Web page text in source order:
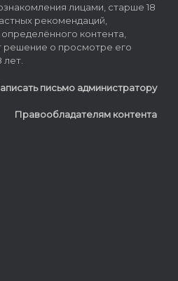
лицами, старше 18
рекомендаций,
контента,
решение о просмотре его
лет.
письмо администратору
Правообладателям контента